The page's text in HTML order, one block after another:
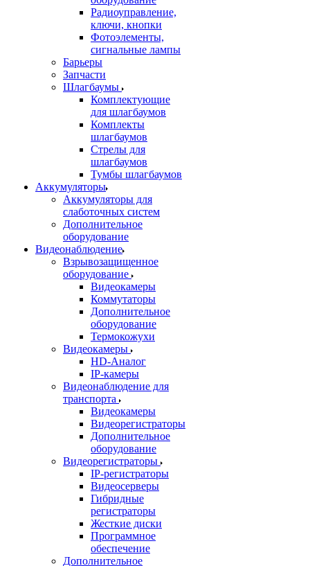
Радиоуправление,
ключи, кнопки
Фотоэлементы,
сигнальные лампы
Барьеры
Запчасти
Шлагбаумы
Комплектующие
для шлагбаумов
Комплекты
шлагбаумов
Стрелы для
шлагбаумов
Тумбы шлагбаумов
Аккумуляторы
Аккумуляторы для
слаботочных систем
Дополнительное
оборудование
Видеонаблюдение
Взрывозащищенное
оборудование
Видеокамеры
Коммутаторы
Дополнительное
оборудование
Термокожухи
Видеокамеры
HD-Аналог
IP-камеры
Видеонаблюдение для
транспорта
Видеокамеры
Видеорегистраторы
Дополнительное
оборудование
Видеорегистраторы
IP-регистраторы
Видеосерверы
Гибридные
регистраторы
Жесткие диски
Программное
обеспечение
Дополнительное